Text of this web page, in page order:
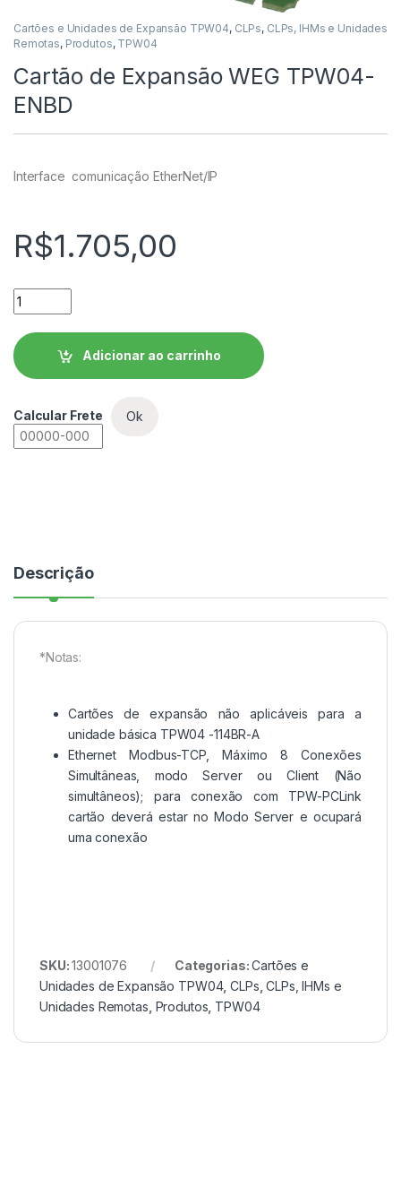
Cartões e Unidades de Expansão TPW04, CLPs, CLPs, IHMs e Unidades
Remotas, Produtos, TPW04
Cartão de Expansão WEG TPW04-
ENBD
Interface comunicação EtherNet/IP
R$1.705,00
Cartão de Expansão WEG TPW04-ENBD quantidade
Adicionar ao carrinho
Calcular Frete Ok
Descrição
*Notas:
Cartões de expansão não aplicáveis para a
unidade básica TPW04 -114BR-A
Ethernet Modbus-TCP, Máximo 8 Conexões
Simultâneas, modo Server ou Client (Não
simultâneos); para conexão com TPW-PCLink
cartão deverá estar no Modo Server e ocupará
uma conexão
SKU:13001076 Categorias:Cartões e
Unidades de Expansão TPW04,CLPs ,CLPs, IHMs e
Unidades Remotas Produtos TPW04